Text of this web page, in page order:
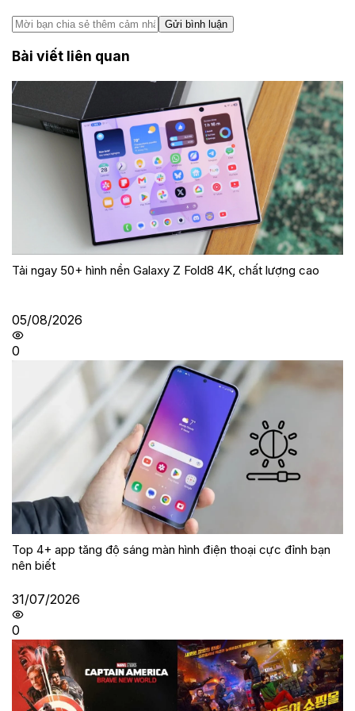
Gửi bình luận
Bài viết liên quan
Tải ngay 50+ hình nền Galaxy Z Fold8 4K, chất lượng cao
05/08/2026
0
Top 4+ app tăng độ sáng màn hình điện thoại cực đỉnh bạn
nên biết
31/07/2026
0